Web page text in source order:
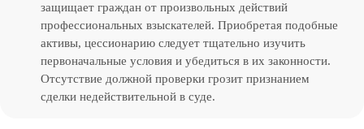
защищает граждан от произвольных действий
профессиональных взыскателей. Приобретая подобные
активы, цессионарию следует тщательно изучить
первоначальные условия и убедиться в их законности.
Отсутствие должной проверки грозит признанием
сделки недействительной в суде.